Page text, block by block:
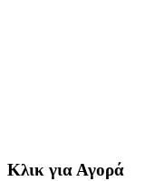
Κλικ για Αγορά